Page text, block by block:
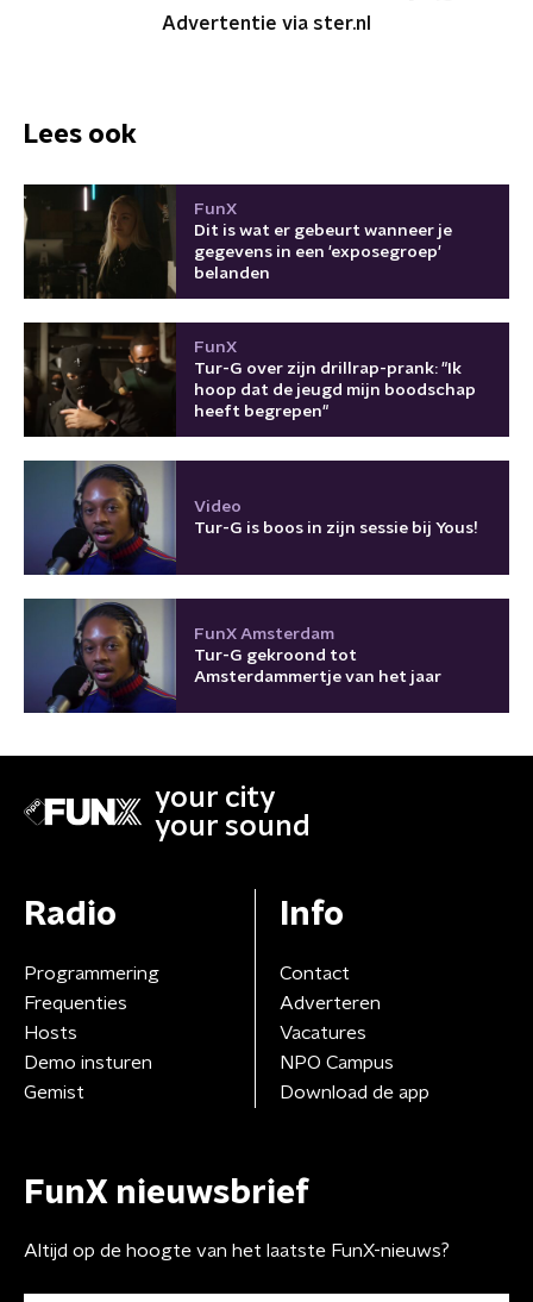
Advertentie via ster.nl
Lees ook
FunX
Dit is wat er gebeurt wanneer je
gegevens in een 'exposegroep'
belanden
FunX
Tur-G over zijn drillrap-prank: "Ik
hoop dat de jeugd mijn boodschap
heeft begrepen"
Video
Tur-G is boos in zijn sessie bij Yous!
FunX Amsterdam
Tur-G gekroond tot
Amsterdammertje van het jaar
your city
your sound
Radio
Programmering
Frequenties
Hosts
Demo insturen
Gemist
Info
Contact
Adverteren
Vacatures
NPO Campus
Download de app
FunX nieuwsbrief
Altijd op de hoogte van het laatste FunX-nieuws?